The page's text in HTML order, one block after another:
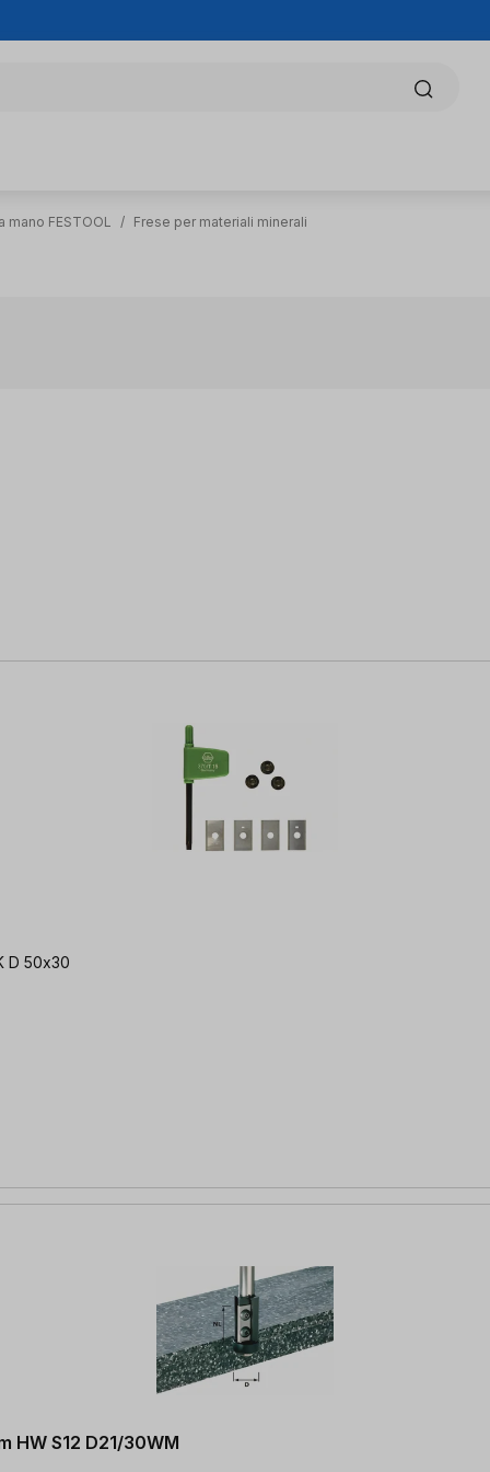
FESTOOL / Frese per materiali minerali
D 50x30
HW S12 D21/30WM